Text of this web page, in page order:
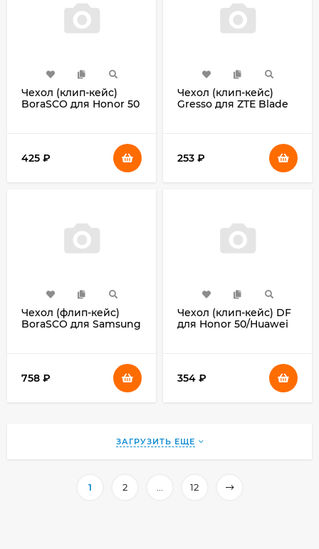
Чехол (клип-кейс)
BoraSCO для Honor 50
425 ₽
Чехол (клип-кейс)
Gresso для ZTE Blade
253 ₽
Чехол (флип-кейс)
BoraSCO для Samsung
758 ₽
Чехол (клип-кейс) DF
для Honor 50/Huawei
354 ₽
ЗАГРУЗИТЬ ЕЩЕ
1 2 12